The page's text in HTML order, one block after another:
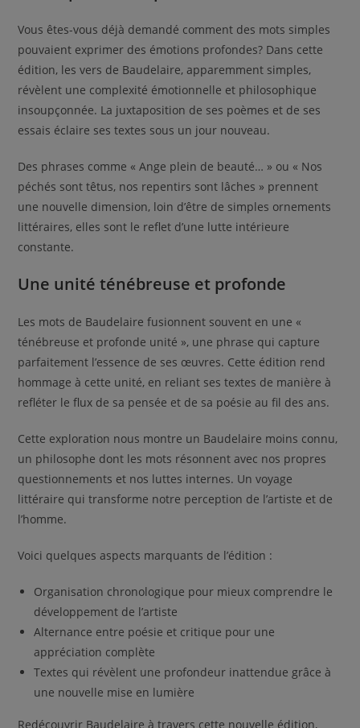
Vous êtes-vous déjà demandé comment des mots simples
pouvaient exprimer des émotions profondes? Dans cette
édition, les vers de Baudelaire, apparemment simples,
révèlent une complexité émotionnelle et philosophique
insoupçonnée. La juxtaposition de ses poèmes et de ses
essais éclaire ses textes sous un jour nouveau.
Des phrases comme « Ange plein de beauté… » ou « Nos
péchés sont têtus, nos repentirs sont lâches » prennent
une nouvelle dimension, loin d’être de simples ornements
littéraires, elles sont le reflet d’une lutte intérieure
constante.
Une unité ténébreuse et profonde
Les mots de Baudelaire fusionnent souvent en une «
ténébreuse et profonde unité », une phrase qui capture
parfaitement l’essence de ses œuvres. Cette édition rend
hommage à cette unité, en reliant ses textes de manière à
refléter le flux de sa pensée et de sa poésie au fil des ans.
Cette exploration nous montre un Baudelaire moins connu,
un philosophe dont les mots résonnent avec nos propres
questionnements et nos luttes internes. Un voyage
littéraire qui transforme notre perception de l’artiste et de
l’homme.
Voici quelques aspects marquants de l’édition :
Organisation chronologique pour mieux comprendre le
développement de l’artiste
Alternance entre poésie et critique pour une
appréciation complète
Textes qui révèlent une profondeur inattendue grâce à
une nouvelle mise en lumière
Redécouvrir Baudelaire à travers cette nouvelle édition,